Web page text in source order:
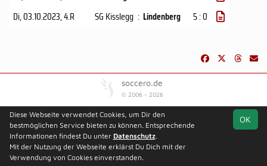
Di, 03.10.2023, 4.R SG Kisslegg : Lindenberg 5 : 0
soccero.de
© 2006 - 2026
Besucherstatistik Kontakt Impressum Datenschutz
OK
Diese Webseite verwendet Cookies, um Dir den
bestmöglichen Service bieten zu können. Entsprechende
Informationen findest Du unter Datenschutz.
Mit der Nutzung der Webseite erklärst Du Dich mit der
Verwendung von Cookies einverstanden.